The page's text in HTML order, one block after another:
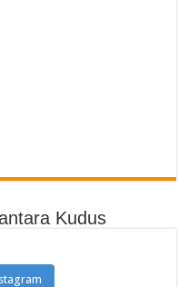
Kudus